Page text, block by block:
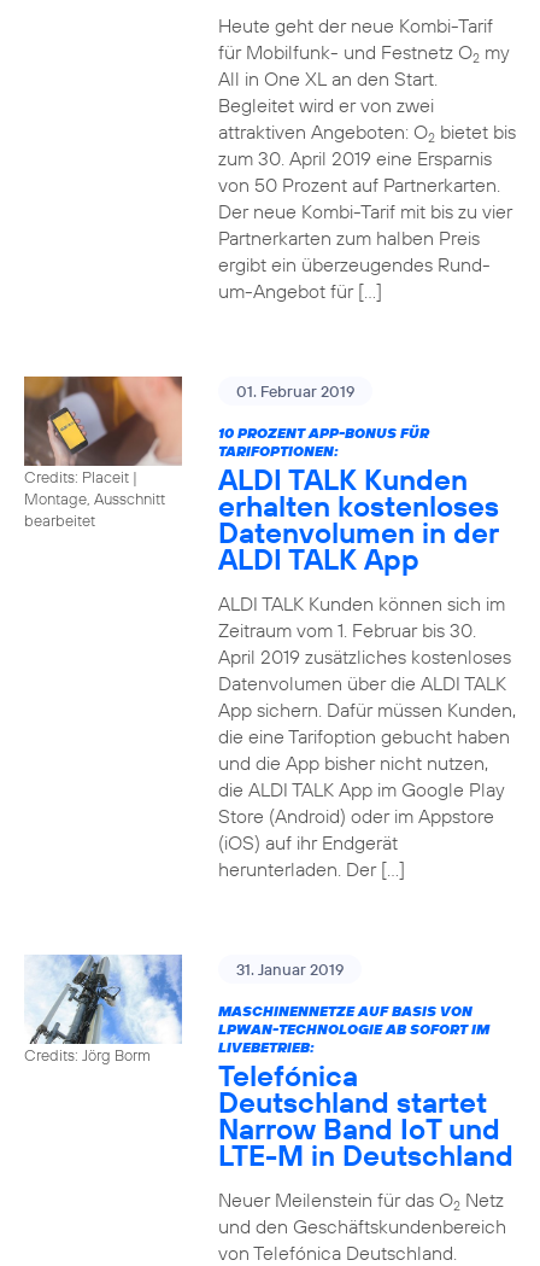
Heute geht der neue Kombi-Tarif
für Mobilfunk- und Festnetz O2my
All in One XL an den Start.
Begleitet wird er von zwei
attraktiven Angeboten: O2bietet bis
zum 30. April 2019 eine Ersparnis
von 50 Prozent auf Partnerkarten.
Der neue Kombi-Tarif mit bis zu vier
Partnerkarten zum halben Preis
ergibt ein überzeugendes Rund-
um-Angebot für […]
Credits: Placeit |
Montage, Ausschnitt
bearbeitet
01. Februar 2019
10 PROZENT APP-BONUS FÜR
TARIFOPTIONEN:
ALDI TALK Kunden
erhalten kostenloses
Datenvolumen in der
ALDI TALK App
ALDI TALK Kunden können sich im
Zeitraum vom 1. Februar bis 30.
April 2019 zusätzliches kostenloses
Datenvolumen über die ALDI TALK
App sichern. Dafür müssen Kunden,
die eine Tarifoption gebucht haben
und die App bisher nicht nutzen,
die ALDI TALK App im Google Play
Store (Android) oder im Appstore
(iOS) auf ihr Endgerät
herunterladen. Der […]
Credits: Jörg Borm
31. Januar 2019
MASCHINENNETZE AUF BASIS VON
LPWAN-TECHNOLOGIE AB SOFORT IM
LIVEBETRIEB:
Telefónica
Deutschland startet
Narrow Band IoT und
LTE-M in Deutschland
Neuer Meilenstein für das O2Netz
und den Geschäftskundenbereich
von Telefónica Deutschland.